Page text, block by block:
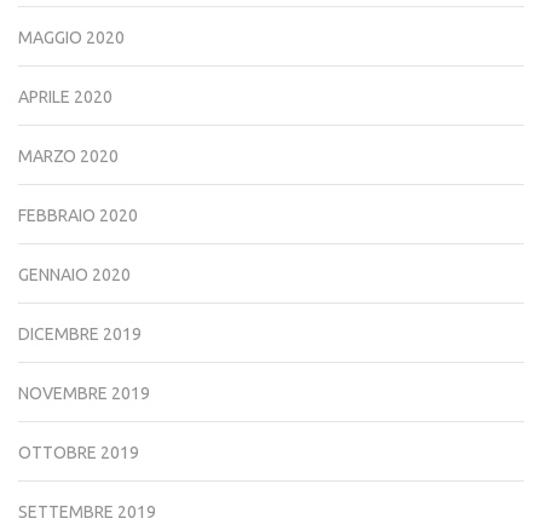
MAGGIO 2020
APRILE 2020
MARZO 2020
FEBBRAIO 2020
GENNAIO 2020
DICEMBRE 2019
NOVEMBRE 2019
OTTOBRE 2019
SETTEMBRE 2019